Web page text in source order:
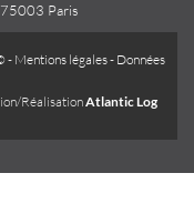
Paris
- Mentions légales- Données
RéalisationAtlantic Log